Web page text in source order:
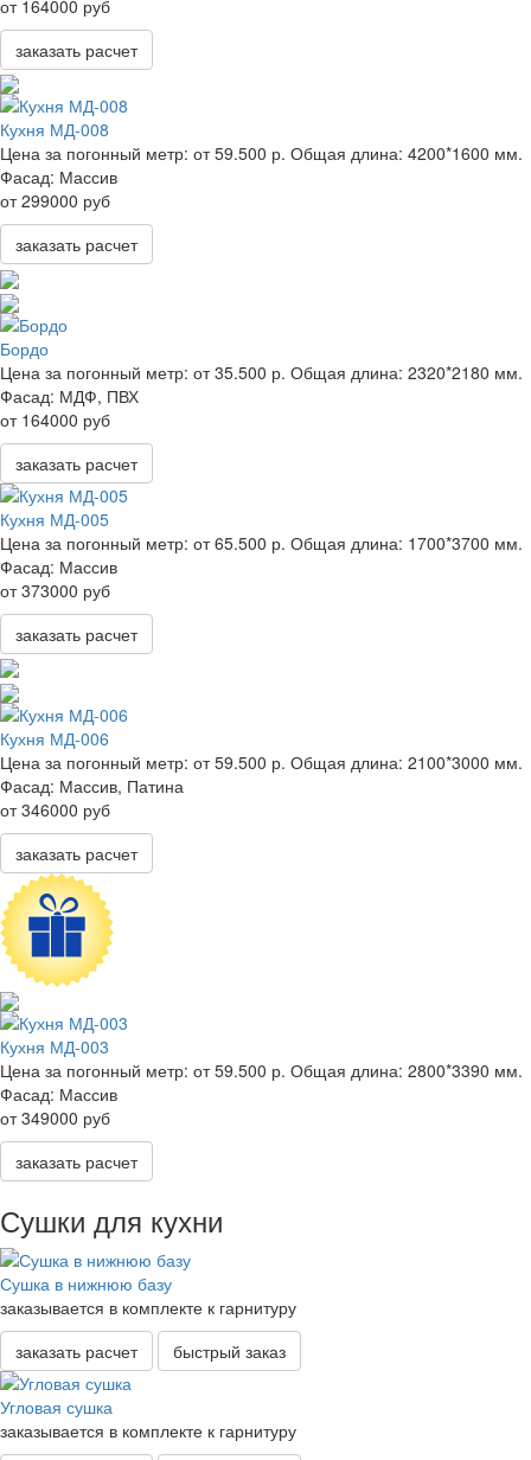
от 164000 руб
заказать расчет
Кухня МД-008
Цена за погонный метр: от 59.500 р. Общая длина: 4200*1600 мм.
Фасад: Массив
от 299000 руб
заказать расчет
Бордо
Цена за погонный метр: от 35.500 р. Общая длина: 2320*2180 мм.
Фасад: МДФ, ПВХ
от 164000 руб
заказать расчет
Кухня МД-005
Цена за погонный метр: от 65.500 р. Общая длина: 1700*3700 мм.
Фасад: Массив
от 373000 руб
заказать расчет
Кухня МД-006
Цена за погонный метр: от 59.500 р. Общая длина: 2100*3000 мм.
Фасад: Массив, Патина
от 346000 руб
заказать расчет
Кухня МД-003
Цена за погонный метр: от 59.500 р. Общая длина: 2800*3390 мм.
Фасад: Массив
от 349000 руб
заказать расчет
Сушки для кухни
Сушка в нижнюю базу
заказывается в комплекте к гарнитуру
заказать расчет
быстрый заказ
Угловая сушка
заказывается в комплекте к гарнитуру